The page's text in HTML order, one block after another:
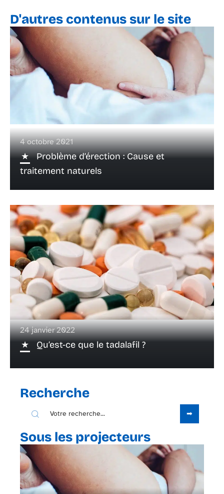
D'autres contenus sur le site
4 octobre 2021
Problème d’érection : Cause et
traitement naturels
24 janvier 2022
Qu’est-ce que le tadalafil ?
Recherche
Sous les projecteurs